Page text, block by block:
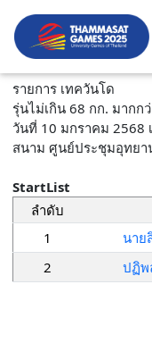
รายการ เทควันโด
รุ่นไม่เกิน 68 กก. มากก
วันที่ 10 มกราคม 2568
สนาม ศูนย์ประชุมอุทยา
StartList
ลำดับ
1
นาย
2
ปฏิพ